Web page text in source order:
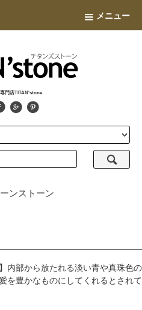
メニュー
門店TITAN'stone
ンストーン
内部から放たれる淡い青や真珠色の
を豊かなものにしてくれるとされて